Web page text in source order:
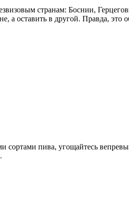
странам: Боснии,
а оставить в другой. Правда,
сортами пива, угощайтесь